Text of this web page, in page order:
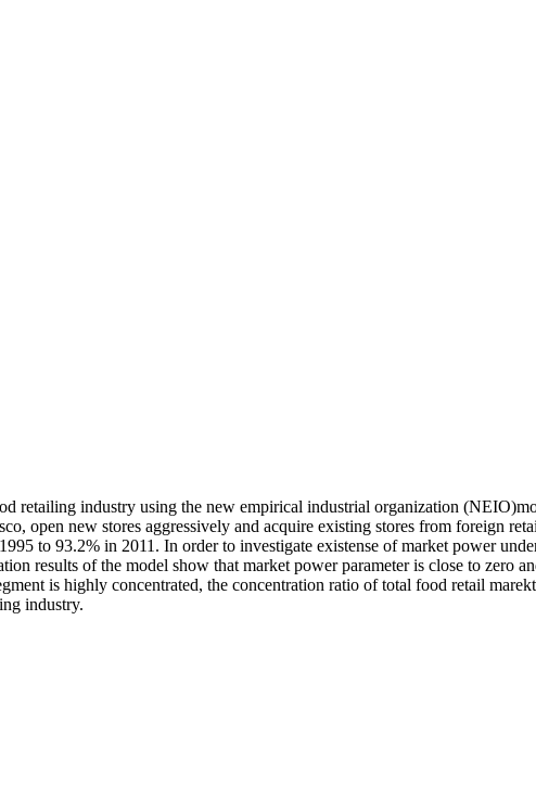
retailing industry using the new empirical industrial organization
open new stores aggressively and acquire existing stores from foreign
to 93.2% in 2011. In order to investigate existense of market power
results of the model show that market power parameter is close to zero
is highly concentrated, the concentration ratio of total food retail
industry.